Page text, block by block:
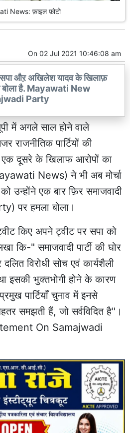
News: फ़ाइल फ़ोटो
On 02 Jul 2021 10:46:08 am
सपा औऱ अखिलेश यादव के खिलाफ़
बोला है. Mayawati New
Party
में अगले साल होने वाले
राजनीतिक पार्टियों की
दूसरे के खिलाफ आरोपों का
News) ने भी अब मोर्चा
उन्होंने एक बार फ़िर समाजवादी
पर हमला बोला।
किए अपने ट्वीट पर सपा को
कि-" समाजवादी पार्टी की घोर
विरोधी सोच एवं कार्यशैली
इसकी भुक्तभोगी होने के कारण
पार्टियाँ चुनाव में इनसे
समझती हैं, जो सर्वविदित है"।
On Samajwadi